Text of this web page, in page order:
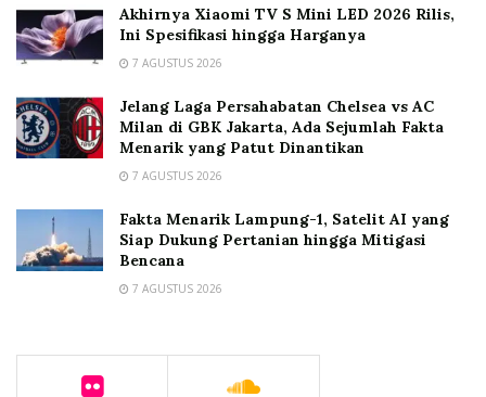
Akhirnya Xiaomi TV S Mini LED 2026 Rilis,
Ini Spesifikasi hingga Harganya
7 AGUSTUS 2026
Jelang Laga Persahabatan Chelsea vs AC
Milan di GBK Jakarta, Ada Sejumlah Fakta
Menarik yang Patut Dinantikan
7 AGUSTUS 2026
Fakta Menarik Lampung-1, Satelit AI yang
Siap Dukung Pertanian hingga Mitigasi
Bencana
7 AGUSTUS 2026